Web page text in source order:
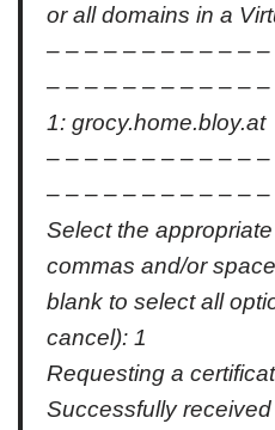
or all domains in a
– – – – – – – – – – –
– – – – – – – – – – –
1: grocy.home.bloy.at
– – – – – – – – – – –
– – – – – – – – – – –
Select the
commas and/or
blank to select all
cancel): 1
Requesting a
Successfully received